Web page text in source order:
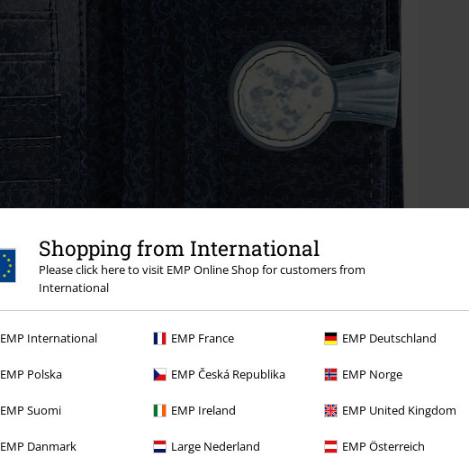
Shopping from International
Please click here to visit EMP Online Shop for customers from
International
EMP International EMP France EMP Deutschland
EMP Polska EMP Česká Republika EMP Norge
EMP Suomi EMP Ireland EMP United Kingdom
EMP Danmark Large Nederland EMP Österreich